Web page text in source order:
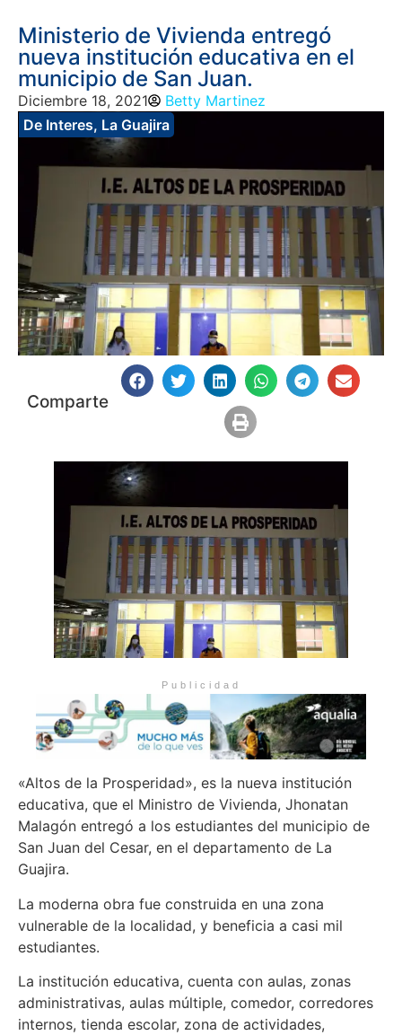
Ministerio de Vivienda entregó
nueva institución educativa en el
municipio de San Juan.
Diciembre 18, 2021
Betty Martinez
De Interes, La Guajira
Comparte
Publicidad
«Altos de la Prosperidad», es la nueva institución
educativa, que el Ministro de Vivienda, Jhonatan
Malagón entregó a los estudiantes del municipio de
San Juan del Cesar, en el departamento de La
Guajira.
La moderna obra fue construida en una zona
vulnerable de la localidad, y beneficia a casi mil
estudiantes.
La institución educativa, cuenta con aulas, zonas
administrativas, aulas múltiple, comedor, corredores
internos, tienda escolar, zona de actividades,